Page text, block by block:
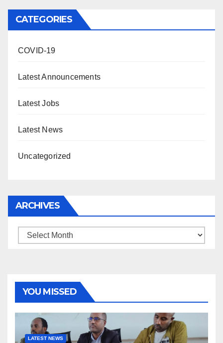
CATEGORIES
COVID-19
Latest Announcements
Latest Jobs
Latest News
Uncategorized
ARCHIVES
Archives
YOU MISSED
LATEST NEWS